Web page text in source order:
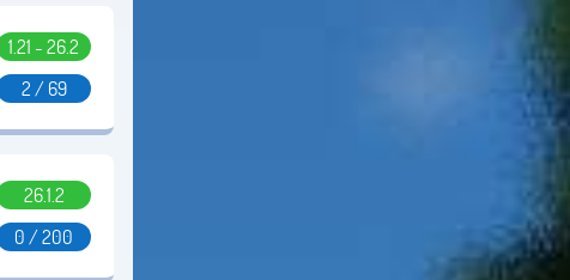
1.21 - 26.2
2 / 69
26.1.2
0 / 200